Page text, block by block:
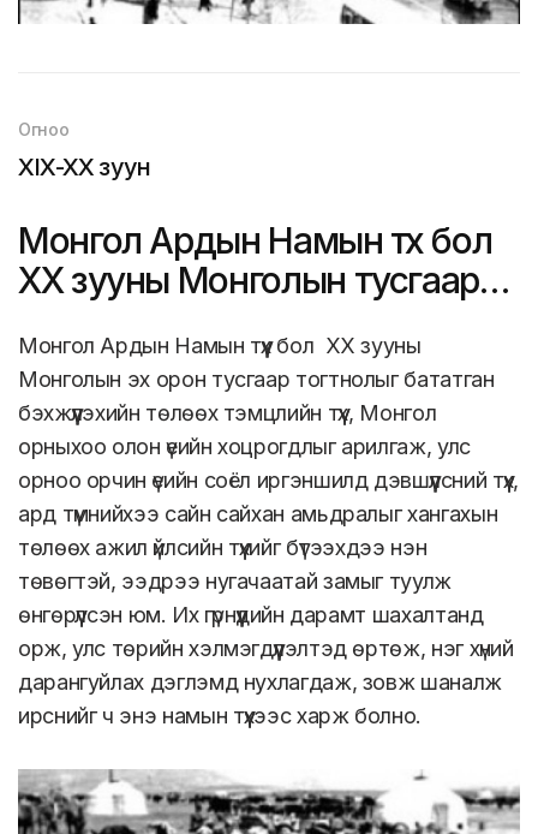
Огноо
XIX-XX зуун
Монгол Ардын Намын түүх бол
ХХ зууны Монголын тусгаар
Монгол Ардын Намын түүх бол ХХ зууны
Монголын эх орон тусгаар тогтнолыг бататган
бэхжүүлэхийн төлөөх тэмцлийн түүх, Монгол
орныхоо олон үеийн хоцрогдлыг арилгаж, улс
орноо орчин үеийн соёл иргэншилд дэвшүүлсний түүх,
ард түмнийхээ сайн сайхан амьдралыг хангахын
төлөөх ажил үйлсийн түүхийг бүтээхдээ нэн
төвөгтэй, ээдрээ нугачаатай замыг туулж
өнгөрүүлсэн юм. Их гүрнүүдийн дарамт шахалтанд
орж, улс төрийн хэлмэгдүүлэлтэд өртөж, нэг хүний
дарангуйлах дэглэмд нухлагдаж, зовж шаналж
ирснийг ч энэ намын түүхээс харж болно.